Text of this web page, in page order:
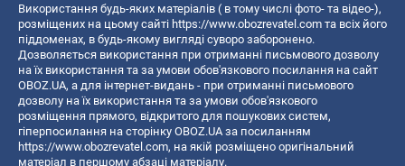
Використання будь-яких матеріалів ( в тому числі фото- та відео-),
розміщених на цьому сайті https://www.obozrevatel.com та всіх його
піддоменах, в будь-якому вигляді суворо заборонено.
Дозволяється використання при отриманні письмового дозволу
на їх використання та за умови обов'язкового посилання на сайт
OBOZ.UA, а для інтернет-видань - при отриманні письмового
дозволу на їх використання та за умови обов'язкового
розміщення прямого, відкритого для пошукових систем,
гіперпосилання на сторінку OBOZ.UA за посиланням
https://www.obozrevatel.com, на якій розміщено оригінальний
матеріал в першому абзаці матеріалу.